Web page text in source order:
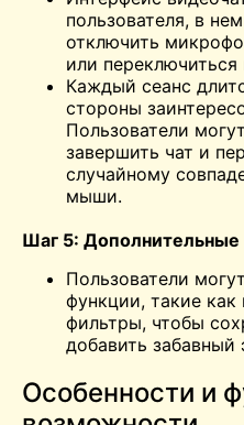
пользователя, в
отключить
или переключиться
Каждый сеанс
стороны
Пользователи
завершить чат и
случайному
мыши.
Шаг 5: Дополнительные
Пользователи
функции, такие
фильтры, чтобы
добавить забавный
Особенности и